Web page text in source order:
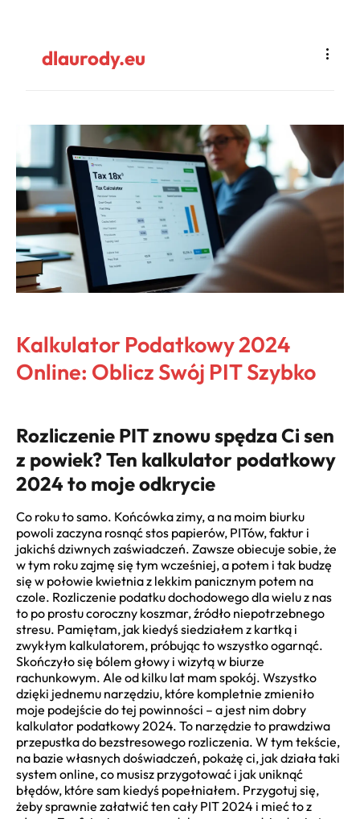
dlaurody.eu
Kalkulator Podatkowy 2024
Online: Oblicz Swój PIT Szybko
Rozliczenie PIT znowu spędza Ci sen
z powiek? Ten kalkulator podatkowy
2024 to moje odkrycie
Co roku to samo. Końcówka zimy, a na moim biurku
powoli zaczyna rosnąć stos papierów, PITów, faktur i
jakichś dziwnych zaświadczeń. Zawsze obiecuje sobie, że
w tym roku zajmę się tym wcześniej, a potem i tak budzę
się w połowie kwietnia z lekkim panicznym potem na
czole. Rozliczenie podatku dochodowego dla wielu z nas
to po prostu coroczny koszmar, źródło niepotrzebnego
stresu. Pamiętam, jak kiedyś siedziałem z kartką i
zwykłym kalkulatorem, próbując to wszystko ogarnąć.
Skończyło się bólem głowy i wizytą w biurze
rachunkowym. Ale od kilku lat mam spokój. Wszystko
dzięki jednemu narzędziu, które kompletnie zmieniło
moje podejście do tej powinności – a jest nim dobry
kalkulator podatkowy 2024. To narzędzie to prawdziwa
przepustka do bezstresowego rozliczenia. W tym tekście,
na bazie własnych doświadczeń, pokażę ci, jak działa taki
system online, co musisz przygotować i jak uniknąć
błędów, które sam kiedyś popełniałem. Przygotuj się,
żeby sprawnie załatwić ten cały PIT 2024 i mieć to z